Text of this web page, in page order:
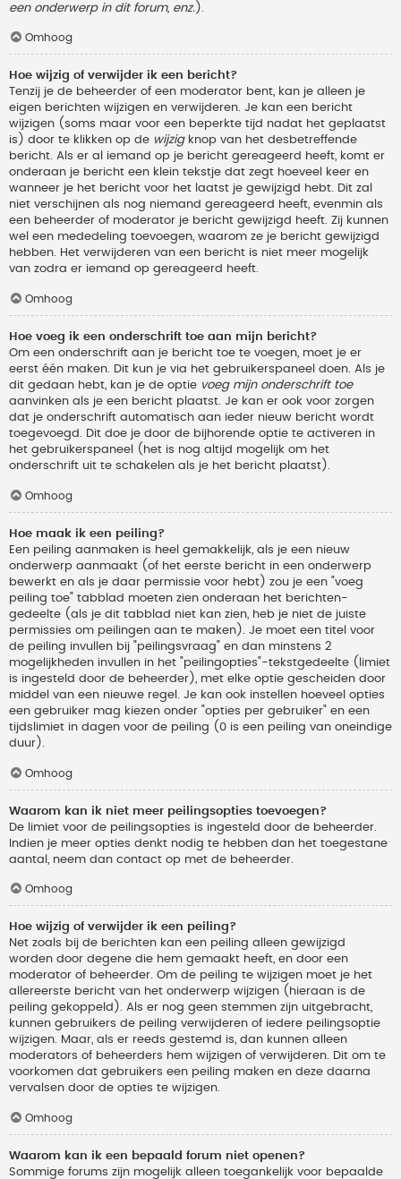
een onderwerp in dit forum, enz. ).
Omhoog
Hoe wijzig of verwijder ik een bericht?
Tenzij je de beheerder of een moderator bent, kan je alleen je
eigen berichten wijzigen en verwijderen. Je kan een bericht
wijzigen (soms maar voor een beperkte tijd nadat het geplaatst
is) door te klikken op de wijzigknop van het desbetreffende
bericht. Als er al iemand op je bericht gereageerd heeft, komt er
onderaan je bericht een klein tekstje dat zegt hoeveel keer en
wanneer je het bericht voor het laatst je gewijzigd hebt. Dit zal
niet verschijnen als nog niemand gereageerd heeft, evenmin als
een beheerder of moderator je bericht gewijzigd heeft. Zij kunnen
wel een mededeling toevoegen, waarom ze je bericht gewijzigd
hebben. Het verwijderen van een bericht is niet meer mogelijk
van zodra er iemand op gereageerd heeft.
Omhoog
Hoe voeg ik een onderschrift toe aan mijn bericht?
Om een onderschrift aan je bericht toe te voegen, moet je er
eerst één maken. Dit kun je via het gebruikerspaneel doen. Als je
dit gedaan hebt, kan je de optie voeg mijn onderschrift toe
aanvinken als je een bericht plaatst. Je kan er ook voor zorgen
dat je onderschrift automatisch aan ieder nieuw bericht wordt
toegevoegd. Dit doe je door de bijhorende optie te activeren in
het gebruikerspaneel (het is nog altijd mogelijk om het
onderschrift uit te schakelen als je het bericht plaatst).
Omhoog
Hoe maak ik een peiling?
Een peiling aanmaken is heel gemakkelijk, als je een nieuw
onderwerp aanmaakt (of het eerste bericht in een onderwerp
bewerkt en als je daar permissie voor hebt) zou je een "voeg
peiling toe" tabblad moeten zien onderaan het berichten-
gedeelte (als je dit tabblad niet kan zien, heb je niet de juiste
permissies om peilingen aan te maken). Je moet een titel voor
de peiling invullen bij "peilingsvraag" en dan minstens 2
mogelijkheden invullen in het "peilingopties"-tekstgedeelte (limiet
is ingesteld door de beheerder), met elke optie gescheiden door
middel van een nieuwe regel. Je kan ook instellen hoeveel opties
een gebruiker mag kiezen onder "opties per gebruiker" en een
tijdslimiet in dagen voor de peiling (0 is een peiling van oneindige
duur).
Omhoog
Waarom kan ik niet meer peilingsopties toevoegen?
De limiet voor de peilingsopties is ingesteld door de beheerder.
Indien je meer opties denkt nodig te hebben dan het toegestane
aantal, neem dan contact op met de beheerder.
Omhoog
Hoe wijzig of verwijder ik een peiling?
Net zoals bij de berichten kan een peiling alleen gewijzigd
worden door degene die hem gemaakt heeft, en door een
moderator of beheerder. Om de peiling te wijzigen moet je het
allereerste bericht van het onderwerp wijzigen (hieraan is de
peiling gekoppeld). Als er nog geen stemmen zijn uitgebracht,
kunnen gebruikers de peiling verwijderen of iedere peilingsoptie
wijzigen. Maar, als er reeds gestemd is, dan kunnen alleen
moderators of beheerders hem wijzigen of verwijderen. Dit om te
voorkomen dat gebruikers een peiling maken en deze daarna
vervalsen door de opties te wijzigen.
Omhoog
Waarom kan ik een bepaald forum niet openen?
Sommige forums zijn mogelijk alleen toegankelijk voor bepaalde